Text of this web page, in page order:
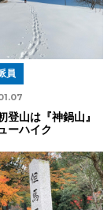
員
登山は『神鍋山』
ーハイク